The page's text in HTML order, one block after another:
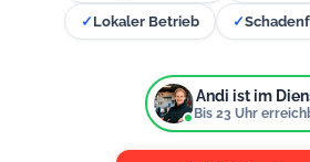
✓ Lokaler Betrieb ✓
Andi ist im
Bis 23 Uhr